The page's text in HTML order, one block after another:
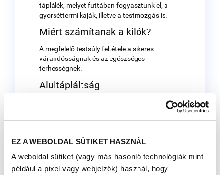
EZ A WEBOLDAL SÜTIKET HASZNÁL
A weboldal sütiket (vagy más hasonló technológiák mint
például a pixel vagy webjelzők) használ, hogy
táplálék, melyet futtában fogyasztunk el, a
gyorséttermi kaják, illetve a testmozgás is.
Miért számítanak a kilók?
A megfelelő testsúly feltétele a sikeres
várandósságnak és az egészséges
terhességnek.
Alultápláltság
A menstruáció létrejöttéhez szükséges egy
minimális testzsírszázalék, így a nagymértékű
soványság csökkenti a megtermékenyülés
vérzés elmaradásának kockázatát. A havonta
hogy hormonális egyensúly van, és havonta
megérik egy-egy petesejt, mely arra vár, hogy a